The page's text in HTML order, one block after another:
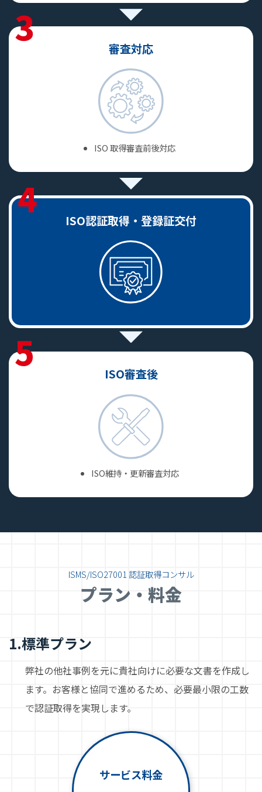
3 審査対応
ISO 取得審査前後対応
4 ISO認証取得・登録証交付
5 ISO審査後
ISO維持・更新審査対応
ISMS/ISO27001 認証取得コンサル
プラン・料金
1.標準プラン
弊社の他社事例を元に貴社向けに必要な文書を作成し
ます。お客様と協同で進めるため、必要最小限の工数
で認証取得を実現します。
サービス料金